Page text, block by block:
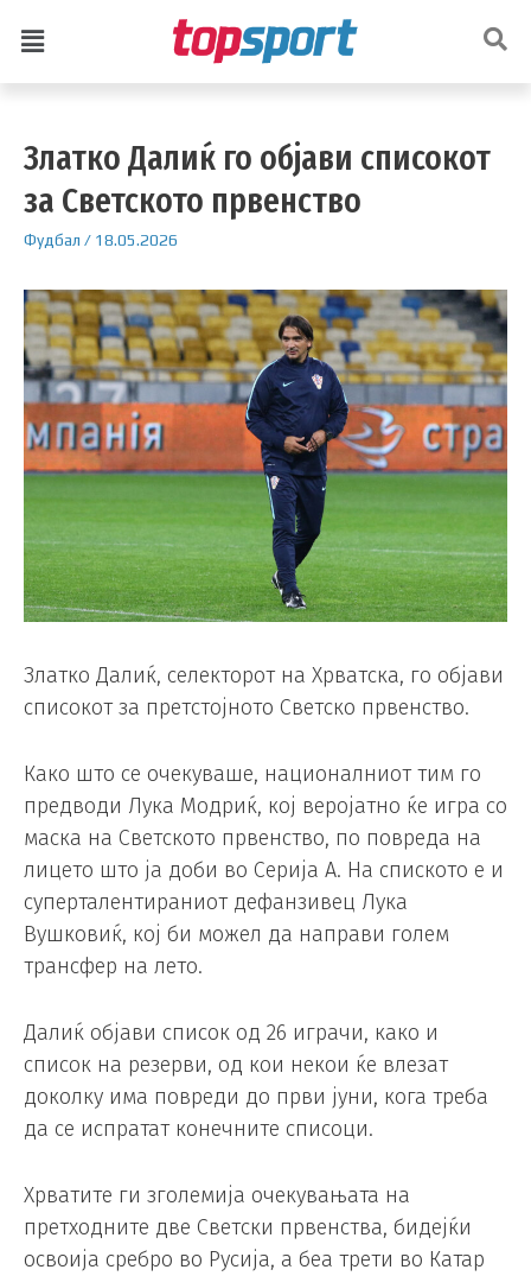
Златко Далиќ го објави списокот
за Светското првенство
Фудбал / 18.05.2026
Златко Далиќ, селекторот на Хрватска, го објави
списокот за претстојното Светско првенство.
Како што се очекуваше, националниот тим го
предводи Лука Модриќ, кој веројатно ќе игра со
маска на Светското првенство, по повреда на
лицето што ја доби во Серија А. На спиското е и
суперталентираниот дефанзивец Лука
Вушковиќ, кој би можел да направи голем
трансфер на лето.
Далиќ објави список од 26 играчи, како и
список на резерви, од кои некои ќе влезат
доколку има повреди до први јуни, кога треба
да се испратат конечните списоци.
Хрватите ги зголемија очекувањата на
претходните две Светски првенства, бидејќи
освоија сребро во Русија, а беа трети во Катар